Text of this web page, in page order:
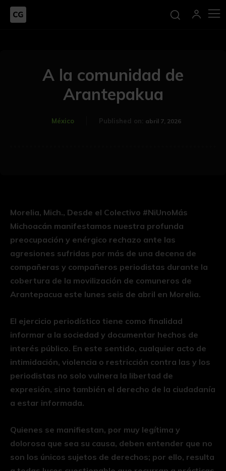
A la comunidad de
Arantepakua
México Published on: abril 7, 2026
Morelia, Mich., Desde el Colectivo #NiUnoMás
Michoacán manifestamos nuestra profunda
preocupación y enérgico rechazo ante las
agresiones sufridas por más de una decena de
compañeras y compañeros periodistas durante la
cobertura de la movilización de comuneros de
Arantepacua este lunes seis de abril en Morelia.
El ejercicio periodístico tiene como finalidad
informar a la sociedad y documentar hechos de
interés público. En este sentido, cualquier acto de
intimidación, violencia o restricción contra las y los
periodistas no solo vulnera la libertad de
expresión, sino también el derecho de la ciudadanía
a estar informada.
Quienes se manifiestan, por muy legítima y
dolorosa que sea su causa, deben entender que no
son los únicos sujetos de derechos; por ello, resulta